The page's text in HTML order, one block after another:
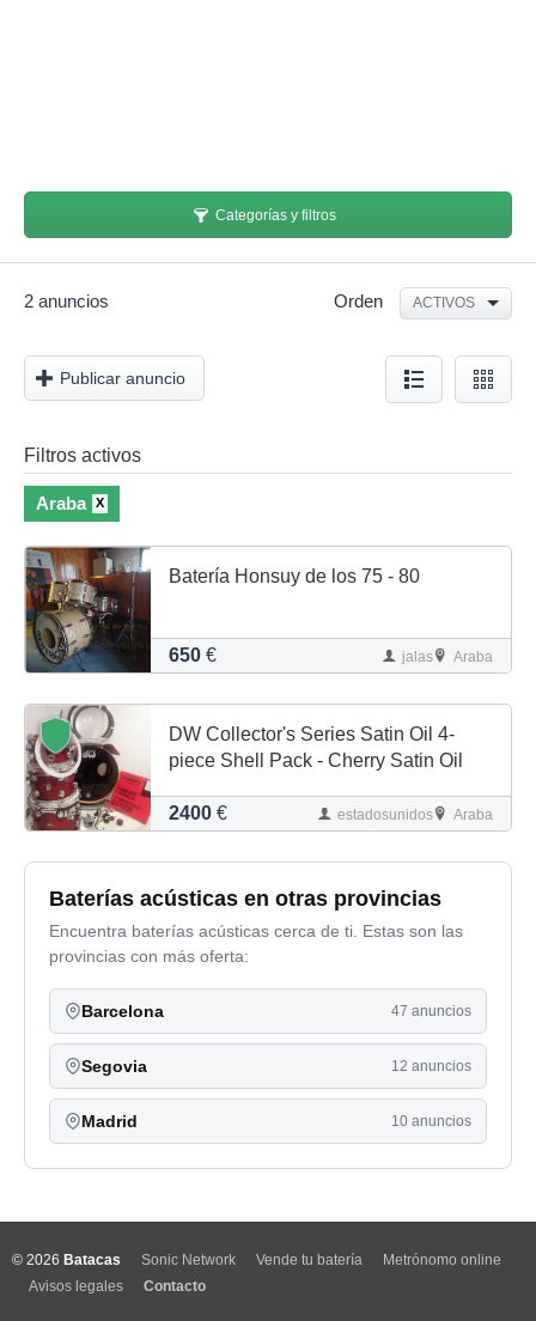
Categorías y filtros
Orden ACTIVOS
2 anuncios
Publicar anuncio
Filtros activos
Araba X
Batería Honsuy de los 75 - 80
650 € jalas Araba
DW Collector's Series Satin Oil 4-
piece Shell Pack - Cherry Satin Oil
2400 € estadosunidos Araba
Baterías acústicas en otras provincias
Encuentra baterías acústicas cerca de ti. Estas son las
provincias con más oferta:
Barcelona 47 anuncios
Segovia 12 anuncios
Madrid 10 anuncios
© 2026 Batacas Sonic Network Vende tu batería
Metrónomo online
Avisos legales
Contacto